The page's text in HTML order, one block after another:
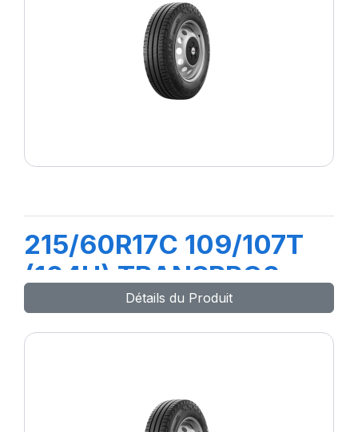
215/60R17C 109/107T
(104H) TRANSPRO2
Détails du Produit